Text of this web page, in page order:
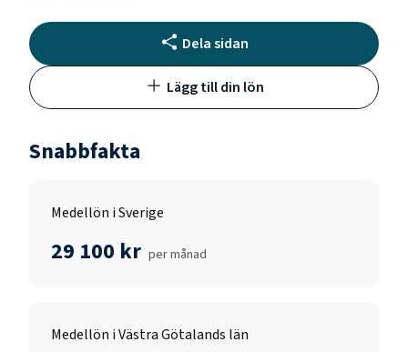
Dela sidan
Lägg till din lön
Snabbfakta
Medellön i Sverige
29 100 kr per månad
Medellön i Västra Götalands län